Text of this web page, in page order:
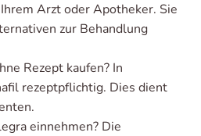
Arzt oder Apotheker. Sie
zur Behandlung
Rezept kaufen? In
rezeptpflichtig. Dies dient
einnehmen? Die